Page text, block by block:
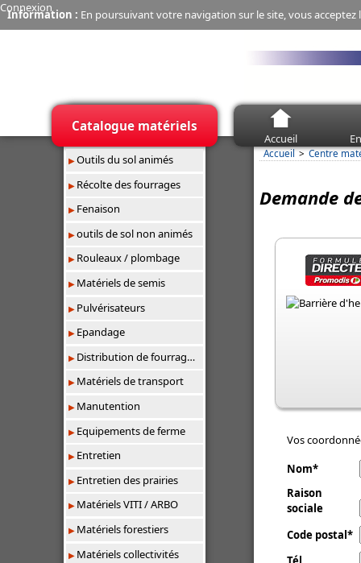
Information : En poursuivant votre navigation sur le site, vous
Connexion
Accueil
Catalogue matériels
Outils du sol animés
Récolte des fourrages
Fenaison
outils de sol non animés
Rouleaux / plombage
Matériels de semis
Pulvérisateurs
Epandage
Distribution de fourrages/paillage
Matériels de transport
Manutention
Equipements de ferme
Entretien
Entretien des prairies
Matériels VITI / ARBO
Matériels forestiers
Matériels collectivités
Accueil Centre
Demande
Vos
Nom
Raison
sociale
Code postal